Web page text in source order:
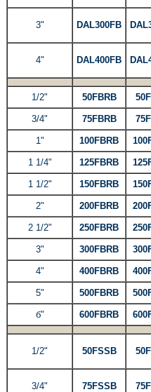
3" DAL300FB
4" DAL400FB
1/2" 50FBRB
3/4" 75FBRB
1" 100FBRB
1 1/4" 125FBRB
1 1/2" 150FBRB
2" 200FBRB
2 1/2" 250FBRB
3" 300FBRB
4" 400FBRB
5" 500FBRB
б" 600FBRB
1/2" 50FSSB
3/4" 75FSSB